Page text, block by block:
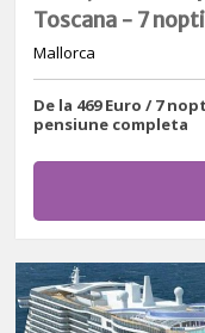
Toscana - 7 nopti
Mallorca
De la 469 Euro / 7
pensiune completa